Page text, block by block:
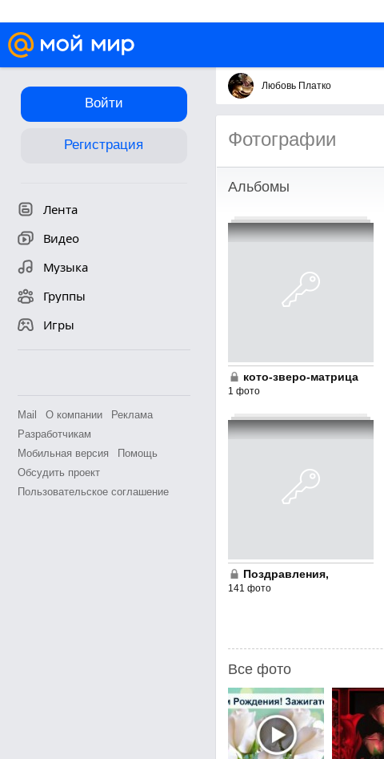
Войти
Регистрация
Лента
Видео
Музыка
Группы
Игры
Mail О компании
Реклама
Разработчикам
Мобильная версия
Помощь
Обсудить проект
Пользовательское соглашение
Любовь Платко
Фотографии
Альбомы
кото-зверо-матрица
1 фото
Поздравления,
141 фото
Все фото